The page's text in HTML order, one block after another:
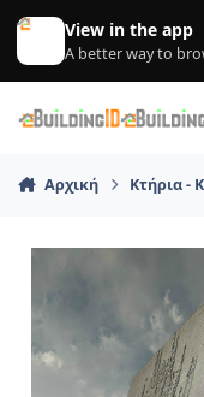
Skip to content
View in the app
A better way to
Αρχική Κτήρια -